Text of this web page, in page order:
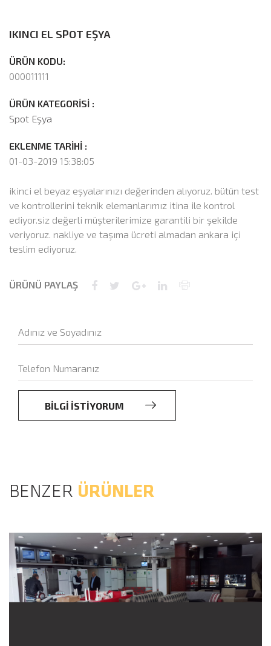
IKINCI EL SPOT EŞYA
ÜRÜN KODU:
000011111
ÜRÜN KATEGORİSİ :
Spot Eşya
EKLENME TARİHİ :
01-03-2019 15:38:05
ikinci el beyaz eşyalarınızı değerinden alıyoruz. bütün test
ve kontrollerini teknik elemanlarımız itina ile kontrol
ediyor.siz değerli müşterilerimize garantili bir şekilde
veriyoruz. nakliye ve taşıma ücreti almadan ankara içi
teslim ediyoruz.
ÜRÜNÜ PAYLAŞ
BİLGİ İSTİYORUM
BENZER ÜRÜNLER